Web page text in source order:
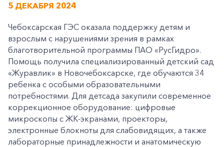
5 ДЕКАБРЯ 2024
Чебоксарская ГЭС оказала поддержку детям и
взрослым с нарушениями зрения в рамках
благотворительной программы ПАО «РусГидро».
Помощь получила специализированный детский сад
«Журавлик» в Новочебоксарске, где обучаются 34
ребенка с особыми образовательными
потребностями. Для детсада закупили современное
коррекционное оборудование: цифровые
микроскопы с ЖК-экранами, проекторы,
электронные блокноты для слабовидящих, а также
лабораторные принадлежности и анатомическую